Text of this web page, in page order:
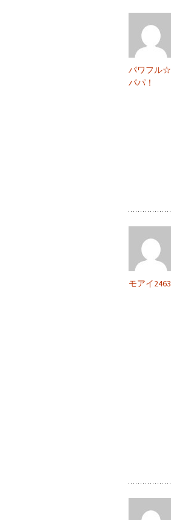
パワフル☆
パパ！
モアイ2463